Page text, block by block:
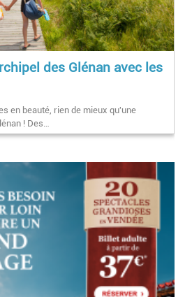
des Glénan avec les
en beauté, rien de mieux qu'une
! Des…